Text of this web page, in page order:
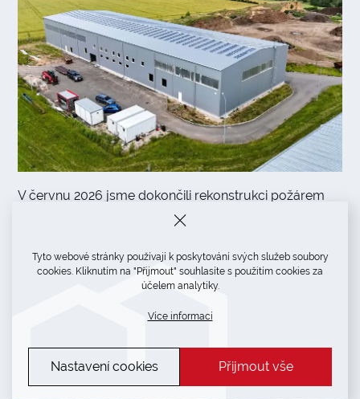
Tyto webové stránky používají k poskytování svých služeb soubory
cookies. Kliknutím na "Přijmout" souhlasíte s použitím cookies za
účelem analytiky.
Více informací
Nastavení cookies Přijmout vše
V červnu 2026 jsme dokončili rekonstrukci požárem
poničené haly v Radimi. Po odstranění střešního
a v místech poškození odborně opravena. Následně
jsme přistoupili k montáži střešních trapézových
plechů včetně prosvětlovacích polí.